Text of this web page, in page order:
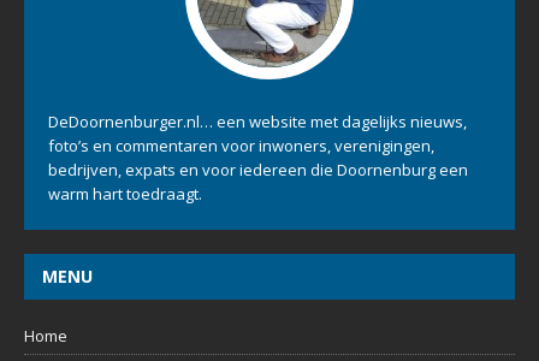
DeDoornenburger.nl… een website met dagelijks nieuws,
foto’s en commentaren voor inwoners, verenigingen,
bedrijven, expats en voor iedereen die Doornenburg een
warm hart toedraagt.
MENU
Home